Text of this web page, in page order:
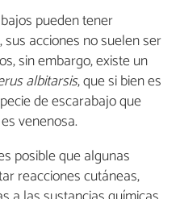
pueden tener
acciones no suelen ser
sin embargo, existe un
albitarsis, que si bien es
de escarabajo que
venenosa.
posible que algunas
reacciones cutáneas,